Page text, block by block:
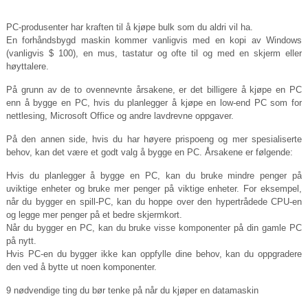
PC-produsenter har kraften til å kjøpe bulk som du aldri vil ha.
En forhåndsbygd maskin kommer vanligvis med en kopi av Windows
(vanligvis $ 100), en mus, tastatur og ofte til og med en skjerm eller
høyttalere.
På grunn av de to ovennevnte årsakene, er det billigere å kjøpe en PC
enn å bygge en PC, hvis du planlegger å kjøpe en low-end PC som for
nettlesing, Microsoft Office og andre lavdrevne oppgaver.
På den annen side, hvis du har høyere prispoeng og mer spesialiserte
behov, kan det være et godt valg å bygge en PC. Årsakene er følgende:
Hvis du planlegger å bygge en PC, kan du bruke mindre penger på
uviktige enheter og bruke mer penger på viktige enheter. For eksempel,
når du bygger en spill-PC, kan du hoppe over den hypertrådede CPU-en
og legge mer penger på et bedre skjermkort.
Når du bygger en PC, kan du bruke visse komponenter på din gamle PC
på nytt.
Hvis PC-en du bygger ikke kan oppfylle dine behov, kan du oppgradere
den ved å bytte ut noen komponenter.
9 nødvendige ting du bør tenke på når du kjøper en datamaskin